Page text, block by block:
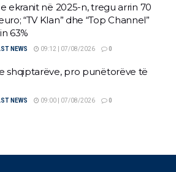
e ekranit në 2025-n, tregu arrin 70
“TV Klan” dhe “Top Channel”
63%
NEWS 09:12 | 07/08/2026 0
shqiptarëve, pro punëtorëve të
NEWS 09:00 | 07/08/2026 0